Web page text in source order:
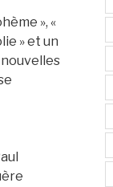
», «
» et un
nouvelles